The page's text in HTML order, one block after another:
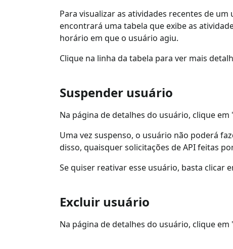
Para visualizar as atividades recentes de
encontrará uma tabela que exibe as
horário em que o usuário agiu.
Clique na linha da tabela para ver mais
Suspender usuário
Na página de detalhes do usuário, clique
Uma vez suspenso, o usuário não poderá
disso, quaisquer solicitações de API feitas
Se quiser reativar esse usuário, basta clicar
Excluir usuário
Na página de detalhes do usuário, clique